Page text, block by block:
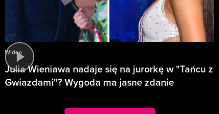
Wideo
Julia Wieniawa nadaje się na jurorkę w "Tańcu z
Gwiazdami"? Wygoda ma jasne zdanie